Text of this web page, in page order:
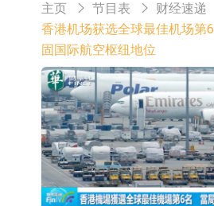
活配置混合型发起
时停牌
上交所：景顺长城
业股票型证券投资
【异动股】港股跌
际(00496.HK)跌
(08611.HK)跌
【异动股】港股涨
技(02261.HK)涨
(02286.HK)涨
神火股份：新疆神
100%
【异动股】焦炭Ⅲ
猫(601015.CN)跌
【异动股】医疗研
主页 节目表
财经速递
香港机场获选全球最佳机场
固国际航空枢纽地位